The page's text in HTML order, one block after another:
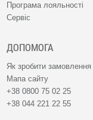
Програма лояльності
Сервіс
ДОПОМОГА
Як зробити замовлення
Мапа сайту
+38 0800 75 02 25
+38 044 221 22 55